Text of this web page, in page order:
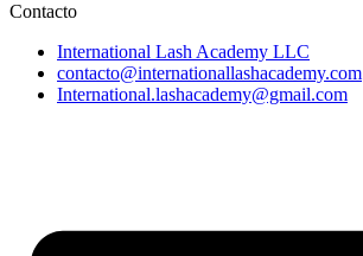
Contacto
International Lash Academy LLC
contacto@internationallashacademy.com
International.lashacademy@gmail.com